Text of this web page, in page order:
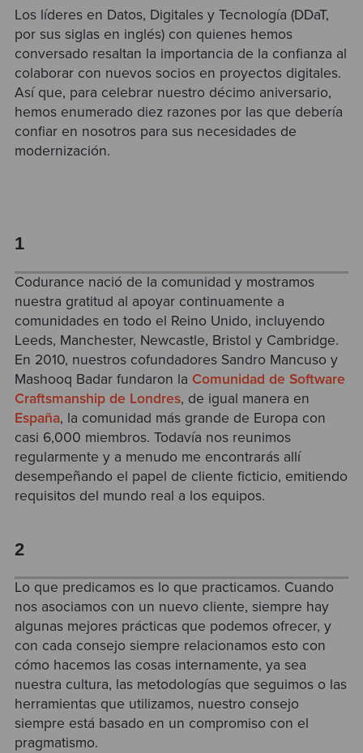
Los líderes en Datos, Digitales y Tecnología (DDaT,
por sus siglas en inglés) con quienes hemos
conversado resaltan la importancia de la confianza al
colaborar con nuevos socios en proyectos digitales.
Así que, para celebrar nuestro décimo aniversario,
hemos enumerado diez razones por las que debería
confiar en nosotros para sus necesidades de
modernización.
1
Codurance nació de la comunidad y mostramos
nuestra gratitud al apoyar continuamente a
comunidades en todo el Reino Unido, incluyendo
Leeds, Manchester, Newcastle, Bristol y Cambridge.
En 2010, nuestros cofundadores Sandro Mancuso y
Mashooq Badar fundaron la Comunidad de Software
Craftsmanship de Londres, de igual manera en
España, la comunidad más grande de Europa con
casi 6,000 miembros. Todavía nos reunimos
regularmente y a menudo me encontrarás allí
desempeñando el papel de cliente ficticio, emitiendo
requisitos del mundo real a los equipos.
2
Lo que predicamos es lo que practicamos. Cuando
nos asociamos con un nuevo cliente, siempre hay
algunas mejores prácticas que podemos ofrecer, y
con cada consejo siempre relacionamos esto con
cómo hacemos las cosas internamente, ya sea
nuestra cultura, las metodologías que seguimos o las
herramientas que utilizamos, nuestro consejo
siempre está basado en un compromiso con el
pragmatismo.